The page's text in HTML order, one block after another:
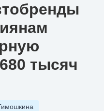
тысяч